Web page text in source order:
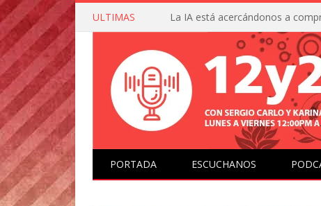
ULTIMAS
PORTADA ESCUCHANOS